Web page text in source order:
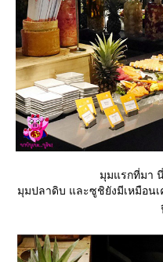
มุมแรกที่มา
มุมปลาดิบ และซูชิยังมีเหมือน